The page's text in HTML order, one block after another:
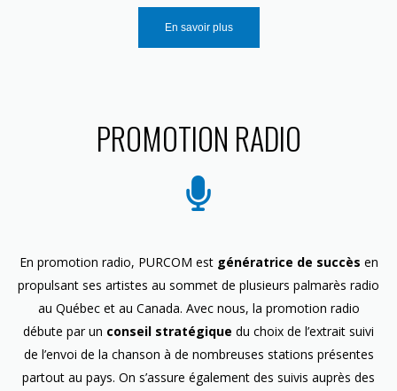
En savoir plus
PROMOTION RADIO
En promotion radio, PURCOM est génératrice de succès en
propulsant ses artistes au sommet de plusieurs palmarès radio
au Québec et au Canada. Avec nous, la promotion radio
débute par un conseil stratégique du choix de l’extrait suivi
de l’envoi de la chanson à de nombreuses stations présentes
partout au pays. On s’assure également des suivis auprès des